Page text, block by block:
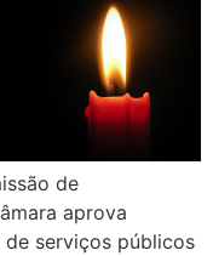
de
aprova
serviços públicos